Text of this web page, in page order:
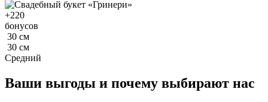
+220
бонусов
30 см
30 см
Средний
Ваши выгоды и почему выбирают нас